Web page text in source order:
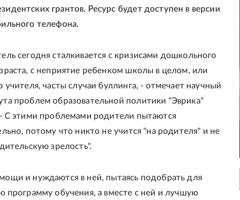
грантов. Ресурс будет доступен в версии
телефона.
сегодня сталкивается с кризисами дошкольного
с неприятие ребенком школы в целом, или
учителя, часты случаи буллинга, - отмечает научный
проблем образовательной политики "Эврика"
С этими проблемами родители пытаются
потому что никто не учится "на родителя" и не
зрелость".
и нуждаются в ней, пытаясь подобрать для
программу обучения, а вместе с ней и лучшую